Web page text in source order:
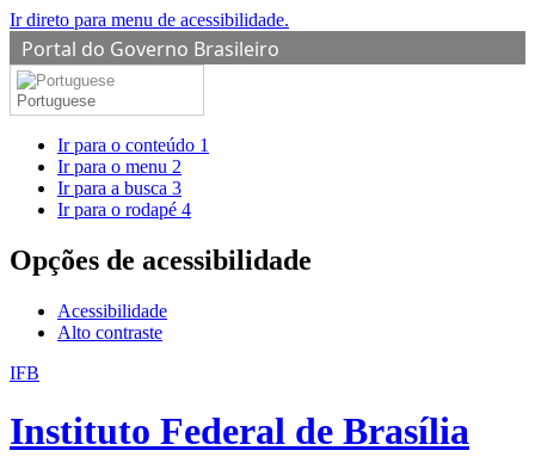
Ir direto para menu de acessibilidade.
Portal do Governo Brasileiro
Portuguese
Ir para o conteúdo 1
Ir para o menu 2
Ir para a busca 3
Ir para o rodapé 4
Opções de acessibilidade
Acessibilidade
Alto contraste
IFB
Instituto Federal de Brasília